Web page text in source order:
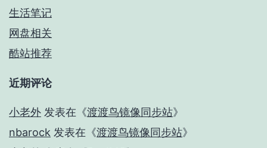
生活笔记
网盘相关
酷站推荐
近期评论
小老外 发表在《渡渡鸟镜像同步站》
nbarock 发表在《渡渡鸟镜像同步站》